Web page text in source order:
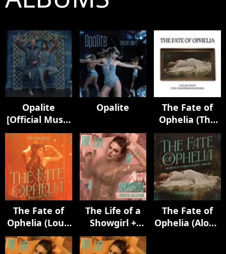
Opalite
[Official Music
Video
(Extended
Versions)]
Opalite
The Fate of
Ophelia (The
Chainsmokers
Remix)
The Fate of
Ophelia (Loud
Luxury Remix)
The Life of a
Showgirl +
Acoustic
Collection
The Fate of
Ophelia (Alone